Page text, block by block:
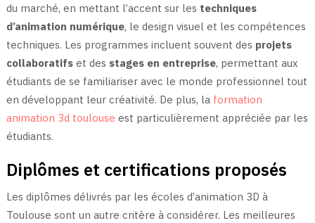
du marché, en mettant l’accent sur les techniques
d’animation numérique, le design visuel et les compétences
techniques. Les programmes incluent souvent des projets
collaboratifset des stages en entreprise, permettant aux
étudiants de se familiariser avec le monde professionnel tout
en développant leur créativité. De plus, la formation
animation 3d toulouse est particulièrement appréciée par les
étudiants.
Diplômes et certifications proposés
Les diplômes délivrés par les écoles d’animation 3D à
Toulouse sont un autre critère à considérer. Les meilleures